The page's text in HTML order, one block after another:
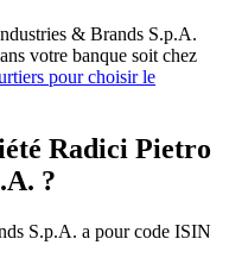
& Brands S.p.A.
votre banque soit chez
pour choisir le
Radici Pietro
?
S.p.A. a pour code ISIN